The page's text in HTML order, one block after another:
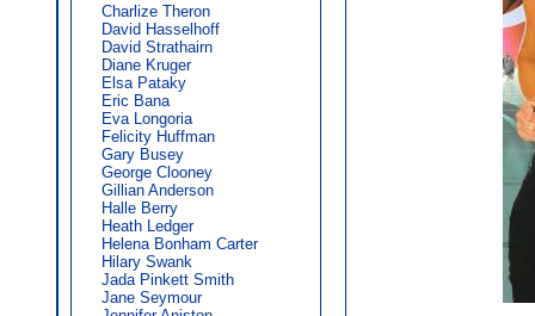
Charlize Theron
David Hasselhoff
David Strathairn
Diane Kruger
Elsa Pataky
Eric Bana
Eva Longoria
Felicity Huffman
Gary Busey
George Clooney
Gillian Anderson
Halle Berry
Heath Ledger
Helena Bonham Carter
Hilary Swank
Jada Pinkett Smith
Jane Seymour